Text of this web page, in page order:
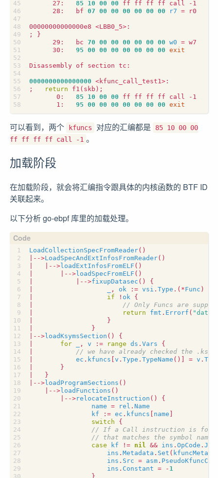
      27:
85 10 00 00
      28:   bf
07 00 00 00 00 00 00 r7 =
;
}
      29:   bc
70 00 00 00 00 00 00 w0 =
      30:
95 00 00 00 00 00 00 00 exit
0000000000000000
;
return f1 ( skb ) ;
       0:
85 10 00 00
       1:
95 00 00 00 00 00 00 00 exit
可以看到，两个 kfuncs 对应的汇编都是
85 10 00 00
ff ff ff ff call -1 。
加载阶段
在加载阶段，就会将汇编指令跟具体的内核函数的 BTF ID
关联起来。
以下分析 go-ebpf 库里的加载处理。
LoadCollectionSpecFromReader()
-->LoadSpecAndExtInfosFromReader()
-->loadExtInfosFromELF ()
-->loadSpecFromELF ()
-->fixupDatasec ()
{
, ok := vsi . Type .( *Func )
if ! ok {
return fmt . Errorf ( "data
}
}
-->loadKsymsSection ()
{
for , v := range ds . Vars
{
ec . kfuncs v . Type . TypeName ()] = v .
}
}
-->loadProgramSections ()
-->loadFunctions ()
-->relocateInstruction ()
{
name = rel . Name
kf
:= ec . kfuncs name
switch
{
case kf != nil && ins . OpCode .
ins . Metadata . Set ( kfuncMeta
ins . Src = asm .
ins . Constant = - 1
}